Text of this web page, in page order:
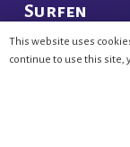
Surfen
NEUE
This website uses
continue to use this site,